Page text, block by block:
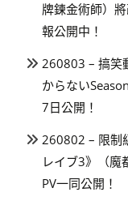
牌鍊金術師）
報公開中！
260803 – 搞笑
からない
7日公開！
260802 – 限制
レイブ3》（魔
PV一同公開！